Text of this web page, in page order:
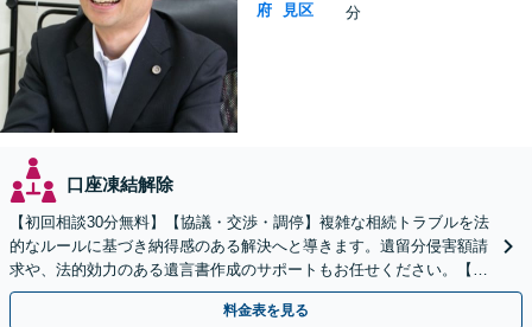
府
見区
分
口座凍結解除
【初回相談30分無料】【協議・交渉・調停】複雑な相続トラブルを法
的なルールに基づき納得感のある解決へと導きます。遺留分侵害額請
求や、法的効力のある遺言書作成のサポートもお任せください。【京
阪丹波橋駅徒歩1分】【初回相談無料】
料金表を見る